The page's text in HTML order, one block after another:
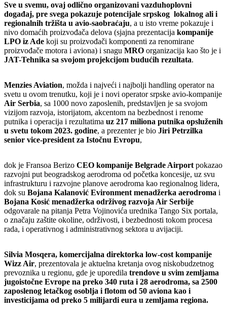
Sve u svemu, ovaj odlično organizovani vazduhoplovni
događaj, pre svega pokazuje potencijale srpskog lokalnog ali i
regionalnih tržišta u avio-saobraćaju, a u isto vreme pokazuje i
nivo domaćih proizvođača delova (sjajna prezentacija kompanije
LPO iz Ade koji su proizvođači komponenti za renomirane
proizvođače motora i aviona) i snagu MRO organizacija kao što je i
JAT-Tehnika sa svojom projekcijom budućih rezultata.
Menzies Aviation, možda i najveći i najbolji handling operator na
svetu u ovom trenutku, koji je i novi operator srpske avio-kompanije
Air Serbia, sa 1000 novo zaposlenih, predstavljen je sa svojom
vizijom razvoja, istorijatom, akcentom na bezbednost i renome
putnika i operacija i rezultatima uz 217 miliona putnika opsluženih
u svetu tokom 2023. godine, a prezenter je bio Jiri Petrzilka
senior vice-president za Istočnu Evropu,
dok je Fransoa Berizo CEO kompanije Belgrade Airport pokazao
razvojni put beogradskog aerodroma od početka koncesije, uz svu
infrastrukturu i razvojne planove aerodroma kao regionalnog lidera,
dok su Bojana Kalanović Evironment menadžerka aerodroma i
Bojana Kosić menadžerka održivog razvoja Air Serbije
odgovarale na pitanja Petra Vojinovića urednika Tango Six portala,
o značaju zaštite okoline, održivosti, i bezbednosti tokom procesa
rada, i operativnog i administrativnog sektora u avijaciji.
Silvia Mosqera, komercijalna direktorka low-cost kompanije
Wizz Air, prezentovala je aktuelna kretanja ovog niskobudzetnog
prevoznika u regionu, gde je uporedila trendove u svim zemljama
jugoistočne Evrope na preko 340 ruta i 28 aerodroma, sa 2500
zaposlenog letačkog osoblja i flotom od 50 aviona kao i
investicijama od preko 5 milijardi eura u zemljama regiona.